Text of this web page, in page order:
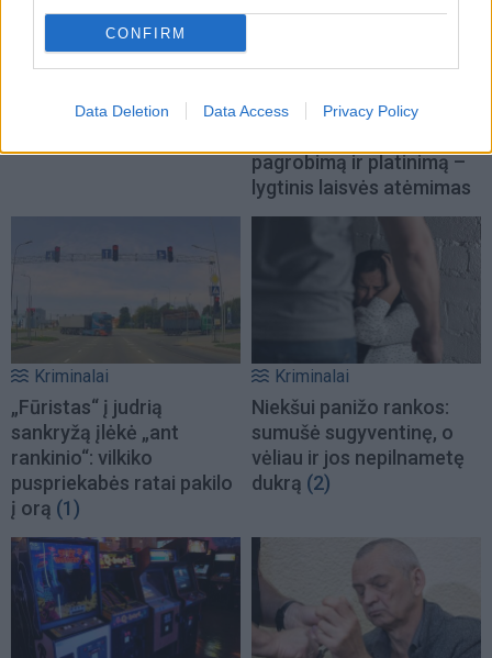
CONFIRM
Data Deletion Data Access Privacy Policy
Klaipėdoje dingo
Dviem Klaipėdos
pagrobimą ir platinimą –
lygtinis laisvės atėmimas
Kriminalai
„Fūristas“ į judrią
sankryžą įlėkė „ant
rankinio“: vilkiko
puspriekabės ratai pakilo
į orą (1)
Kriminalai
Niekšui panižo rankos:
sumušė sugyventinę, o
vėliau ir jos nepilnametę
dukrą (2)